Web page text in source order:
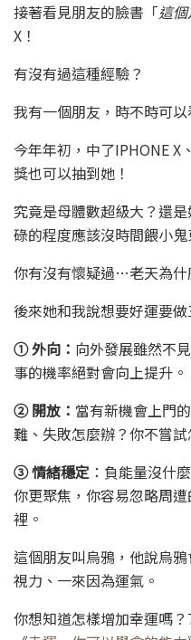
接著看見朋友的臉書「這
X！
有沒有過這種經驗？
我有一個朋友，時不時可以
今年年初，中了IPHONE X
獎也可以抽到她！
究竟是母體數超級大？還
碌的程度應該沒時間餵小鬼
你有沒有懷疑過…老天為什
後來她和我說想要好運要做
① 外向： 向外發展雖然不
事的機率絕對會向上提升。
② 開放： 當有新機會上門
難、失敗怎麼辦？你不嘗
③ 情緒穩定 ：負能量沒什
你更聚焦，你容易忽略周
裡。
這個朋友叫烏鴉，他說烏
視力、一來因為運氣。
你想知道怎樣增加幸運嗎